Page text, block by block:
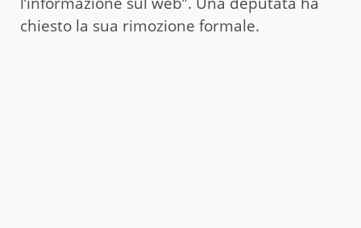
chiesto la sua rimozione formale.